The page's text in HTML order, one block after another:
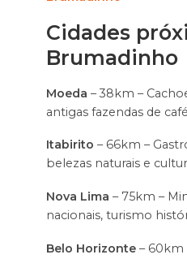
Cidades
Brumadinho
Moeda – 38km –
antigas fazendas de
Itabirito – 66km –
belezas naturais e
Nova Lima – 75km –
nacionais, turismo
Belo Horizonte– 60km